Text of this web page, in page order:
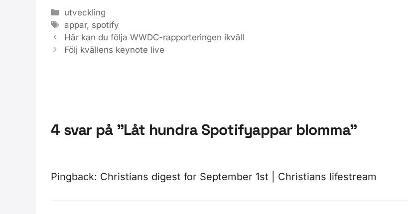
Kategorier
utveckling
Etiketter
appar, spotify
Här kan du följa WWDC-rapporteringen ikväll
Följ kvällens keynote live
4 svar på ”Låt hundra Spotifyappar blomma”
Pingback: Christians digest for September 1st | Christians lifestream